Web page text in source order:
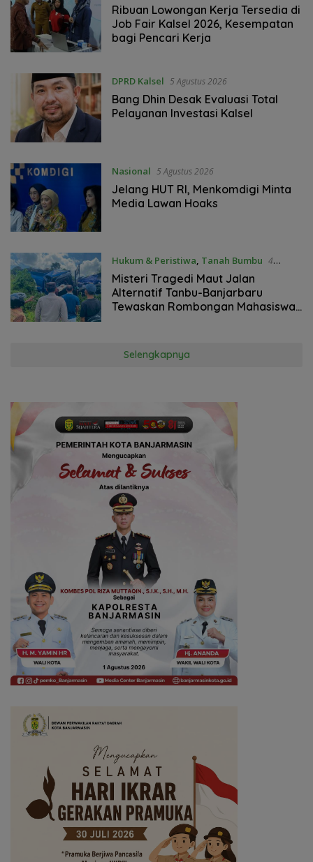
2026
Ribuan Lowongan Kerja Tersedia di
Job Fair Kalsel 2026, Kesempatan
bagi Pencari Kerja
DPRD Kalsel 5 Agustus 2026
‎Bang Dhin Desak Evaluasi Total
Pelayanan Investasi Kalsel
Nasional 5 Agustus 2026
Jelang HUT RI, Menkomdigi Minta
Media Lawan Hoaks
Hukum & Peristiwa, Tanah Bumbu 4
Agustus 2026
Misteri Tragedi Maut Jalan
Alternatif Tanbu-Banjarbaru
Tewaskan Rombongan Mahasiswa
Selengkapnya